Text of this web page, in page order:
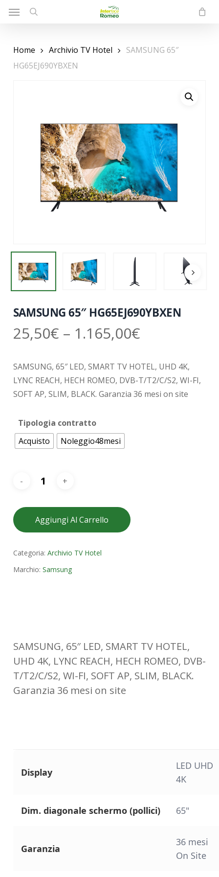
Skip
content
Menu
Home Archivio TV Hotel
SAMSUNG 65″
HG65EJ690YBXEN
SAMSUNG 65″ HG65EJ690YBXEN
25,50€ – 1.165,00€
SAMSUNG, 65″ LED, SMART TV HOTEL, UHD 4K,
LYNC REACH, HECH ROMEO, DVB-T/T2/C/S2, WI-FI,
SOFT AP, SLIM, BLACK. Garanzia 36 mesi on site
Tipologia contratto
Acquisto
Noleggio48mesi
Aggiungi Al Carrello
Categoria: Archivio TV Hotel
Marchio: Samsung
SAMSUNG, 65″ LED, SMART TV HOTEL,
UHD 4K, LYNC REACH, HECH ROMEO, DVB-
T/T2/C/S2, WI-FI, SOFT AP, SLIM, BLACK.
Garanzia 36 mesi on site
Display
LED UHD
4K
Dim. diagonale schermo (pollici) 65"
Garanzia
36 mesi
On Site